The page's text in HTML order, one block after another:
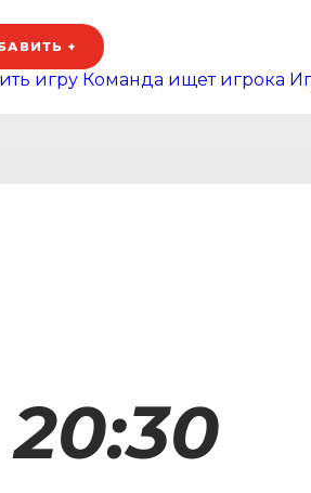
+
игру Команда ищет игрока